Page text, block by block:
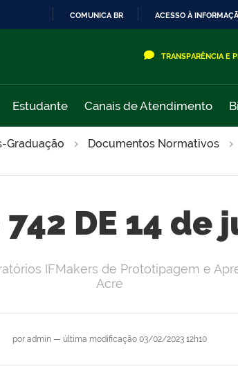
COMUNICA BR ACESSO À
TRANSPARÊNCIA E
Estudante Canais de Atendimento
Graduação Documentos Normativos
DE 14 de
por admin— última modificação03/02/2023 12h10
IFMakers de Prototipagem e
Acre